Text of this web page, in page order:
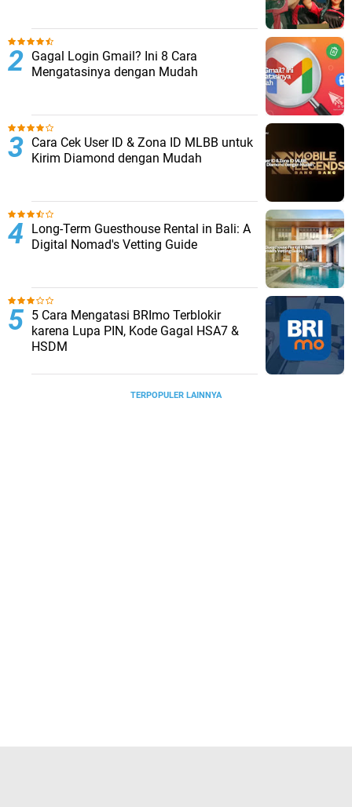
Gagal Login Gmail? Ini 8 Cara
Mengatasinya dengan Mudah
Cara Cek User ID & Zona ID MLBB untuk
Kirim Diamond dengan Mudah
Long-Term Guesthouse Rental in Bali: A
Digital Nomad's Vetting Guide
5 Cara Mengatasi BRImo Terblokir
karena Lupa PIN, Kode Gagal HSA7 &
HSDM
TERPOPULER LAINNYA